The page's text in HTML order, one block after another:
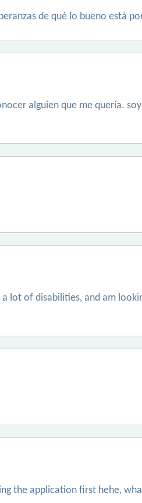
de qué lo bueno está
alguien que me quería.
lot of disabilities, and am
the application first hehe,